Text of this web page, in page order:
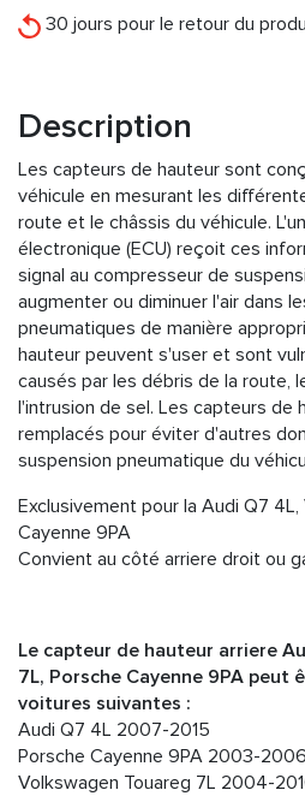
30 jours pour le retour du
Description
Les capteurs de hauteur sont
véhicule en mesurant les
route et le châssis du véhicule.
électronique (ECU) reçoit ces
signal au compresseur de
augmenter ou diminuer l'air dans
pneumatiques de manière
hauteur peuvent s'user et sont
causés par les débris de la route,
l'intrusion de sel. Les capteurs de
remplacés pour éviter d'autres
suspension pneumatique du
Exclusivement pour la Audi Q7
Cayenne 9PA
Convient au côté arriere droit ou
Le capteur de hauteur arriere
7L, Porsche Cayenne 9PA peut
voitures suivantes :
Audi Q7 4L 2007-2015
Porsche Cayenne 9PA 2003-
Volkswagen Touareg 7L 2004-